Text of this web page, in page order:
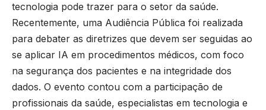
tecnologia pode trazer para o setor da saúde.
Recentemente, uma Audiência Pública foi realizada
para debater as diretrizes que devem ser seguidas ao
se aplicar IA em procedimentos médicos, com foco
na segurança dos pacientes e na integridade dos
dados. O evento contou com a participação de
profissionais da saúde, especialistas em tecnologia e